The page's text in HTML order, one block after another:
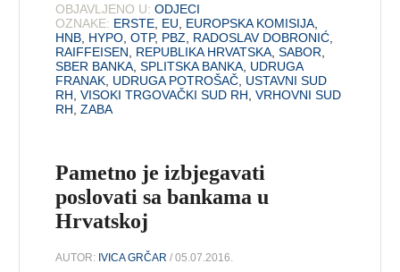
OBJAVLJENO U: ODJECI
OZNAKE: ERSTE EU EUROPSKA KOMISIJA
HNB HYPO ,OTP, PBZ RADOSLAV DOBRONIĆ
RAIFFEISEN
REPUBLIKA HRVATSKA ,SABOR
SBER BANKA ,SPLITSKA BANKA UDRUGA
FRANAK UDRUGA POTROŠAČ USTAVNI SUD
RH ,VISOKI TRGOVAČKI SUD RH ,VRHOVNI SUD
RH ,ZABA
Pametno je izbjegavati
poslovati sa bankama u
Hrvatskoj
AUTOR: IVICA GRČAR / 05.07.2016.